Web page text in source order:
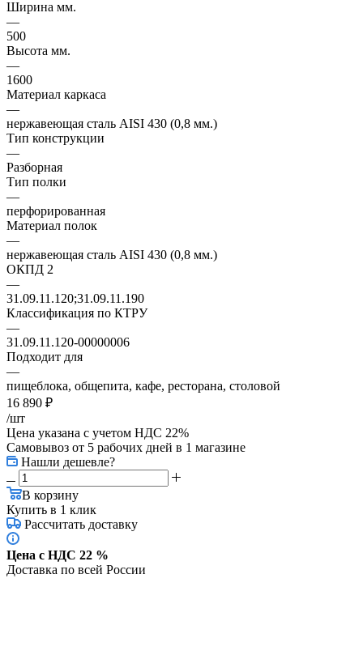
Ширина мм.
—
500
Высота мм.
—
1600
Материал каркаса
—
нержавеющая сталь AISI 430 (0,8 мм.)
Тип конструкции
—
Разборная
Тип полки
—
перфорированная
Материал полок
—
нержавеющая сталь AISI 430 (0,8 мм.)
ОКПД 2
—
31.09.11.120;31.09.11.190
Классификация по КТРУ
—
31.09.11.120-00000006
Подходит для
—
пищеблока, общепита, кафе, ресторана, столовой
16 890 ₽
/шт
Цена указана с учетом НДС 22%
Самовывоз от 5 рабочих дней в 1 магазине
Нашли дешевле?
В корзину
Купить в 1 клик
Рассчитать доставку
Цена с НДС 22 %
Доставка по всей России